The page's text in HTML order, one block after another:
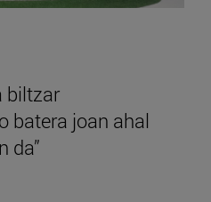
biltzar
batera joan ahal
da”